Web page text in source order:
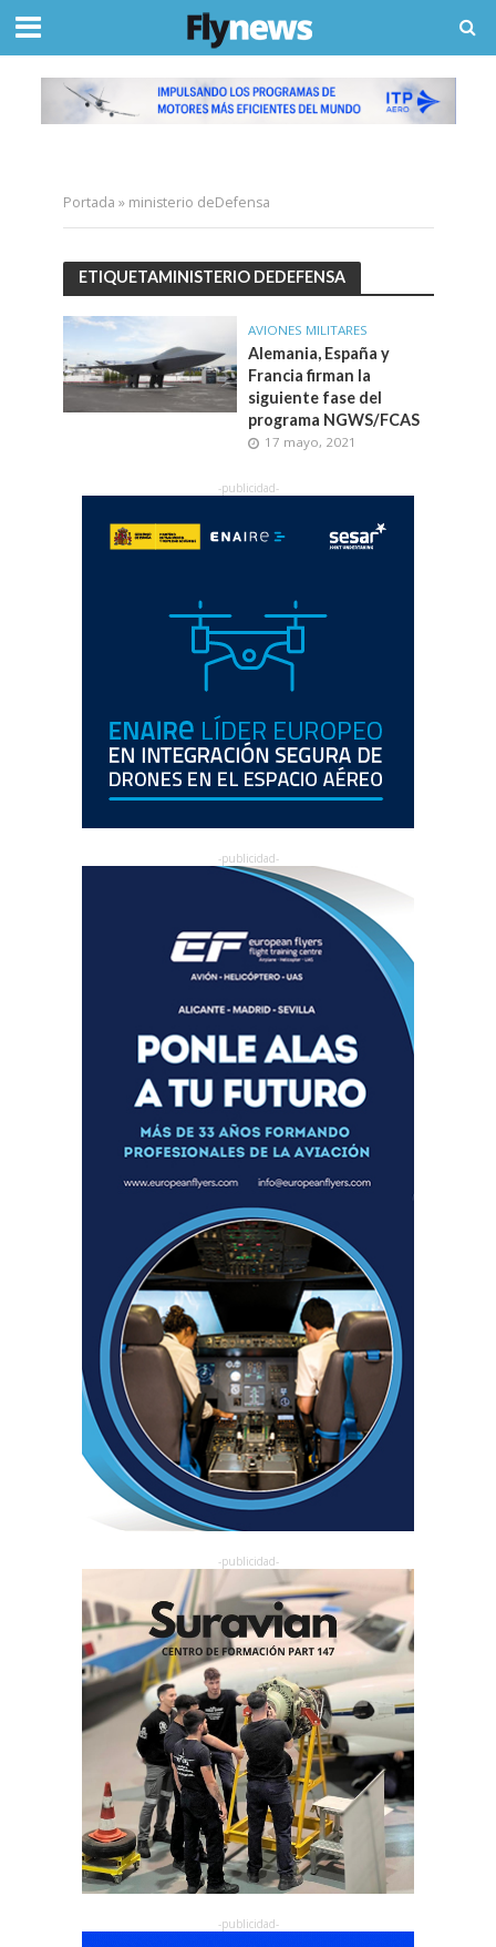
Portada » ministerio deDefensa
ETIQUETAMINISTERIO DEDEFENSA
AVIONES MILITARES
Alemania, España y
Francia firman la
siguiente fase del
programa NGWS/FCAS
17 mayo, 2021